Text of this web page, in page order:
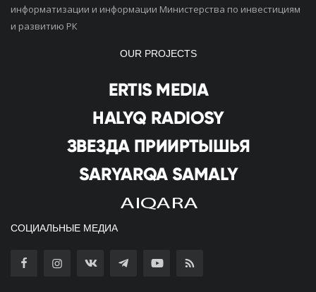
информатизации и информации Министерства по инвестициям
и развитию РК
OUR PROJECTS
СОЦИАЛЬНЫЕ МЕДИА